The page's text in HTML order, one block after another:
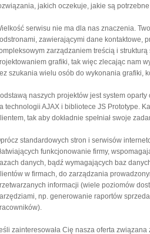
jakich oczekuje, jakie są
serwisu nie ma dla nas znaczenia.
zawierającymi dane kontaktowe,
zarządzaniem treścią i
grafiki, tak więc zlecając nam
szukania wielu osób do wykonania grafiki,
naszych projektów jest system
technologii AJAX i bibliotece JS Prototype.
tak aby dokładnie spełniał swoje
standardowych stron i serwisów
funkcjonowanie firmy,
danych, bądź wymagających baz
w firmach, do zarządzania
informacji (wiele poziomów
np. generowanie raportów
zainteresowała Cię nasza oferta